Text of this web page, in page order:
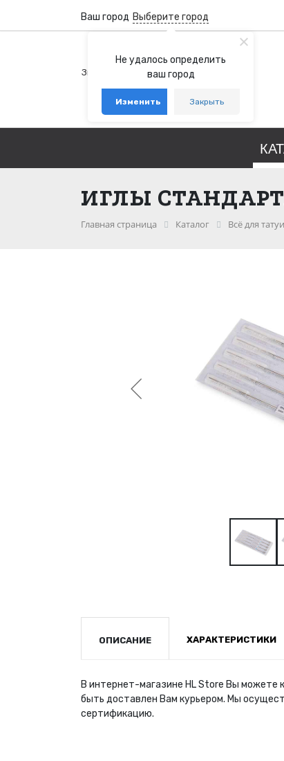
Не удалось определить
ваш город
Изменить Закрыть
Ваш город Выберите город
+7 (800) 100-76-77
Звонок бесплатный по России
+7 (931) 978-88-88
telegram whatsapp
ИГЛЫ
Главная страница Каталог Всё для
ОПИСАНИЕ ХАРАКТЕРИСТИКИ
В интернет-магазине HL Store Вы можете
быть доставлен Вам курьером. Мы
сертификацию.